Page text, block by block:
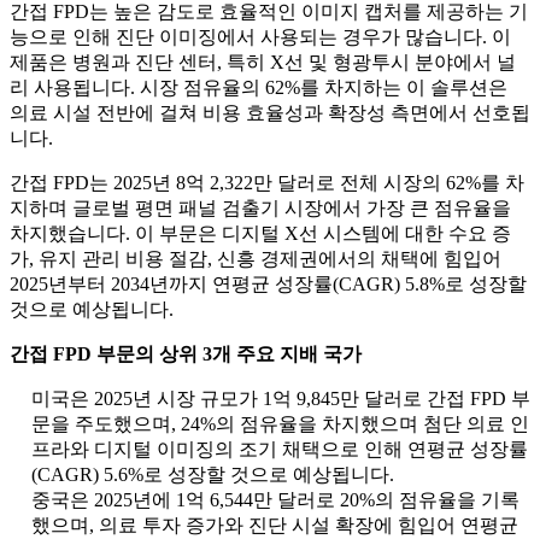
간접 FPD는 높은 감도로 효율적인 이미지 캡처를 제공하는 기
능으로 인해 진단 이미징에서 사용되는 경우가 많습니다. 이
제품은 병원과 진단 센터, 특히 X선 및 형광투시 분야에서 널
리 사용됩니다. 시장 점유율의 62%를 차지하는 이 솔루션은
의료 시설 전반에 걸쳐 비용 효율성과 확장성 측면에서 선호됩
니다.
간접 FPD는 2025년 8억 2,322만 달러로 전체 시장의 62%를 차
지하며 글로벌 평면 패널 검출기 시장에서 가장 큰 점유율을
차지했습니다. 이 부문은 디지털 X선 시스템에 대한 수요 증
가, 유지 관리 비용 절감, 신흥 경제권에서의 채택에 힘입어
2025년부터 2034년까지 연평균 성장률(CAGR) 5.8%로 성장할
것으로 예상됩니다.
간접 FPD 부문의 상위 3개 주요 지배 국가
미국은 2025년 시장 규모가 1억 9,845만 달러로 간접 FPD 부
문을 주도했으며, 24%의 점유율을 차지했으며 첨단 의료 인
프라와 디지털 이미징의 조기 채택으로 인해 연평균 성장률
(CAGR) 5.6%로 성장할 것으로 예상됩니다.
중국은 2025년에 1억 6,544만 달러로 20%의 점유율을 기록
했으며, 의료 투자 증가와 진단 시설 확장에 힘입어 연평균